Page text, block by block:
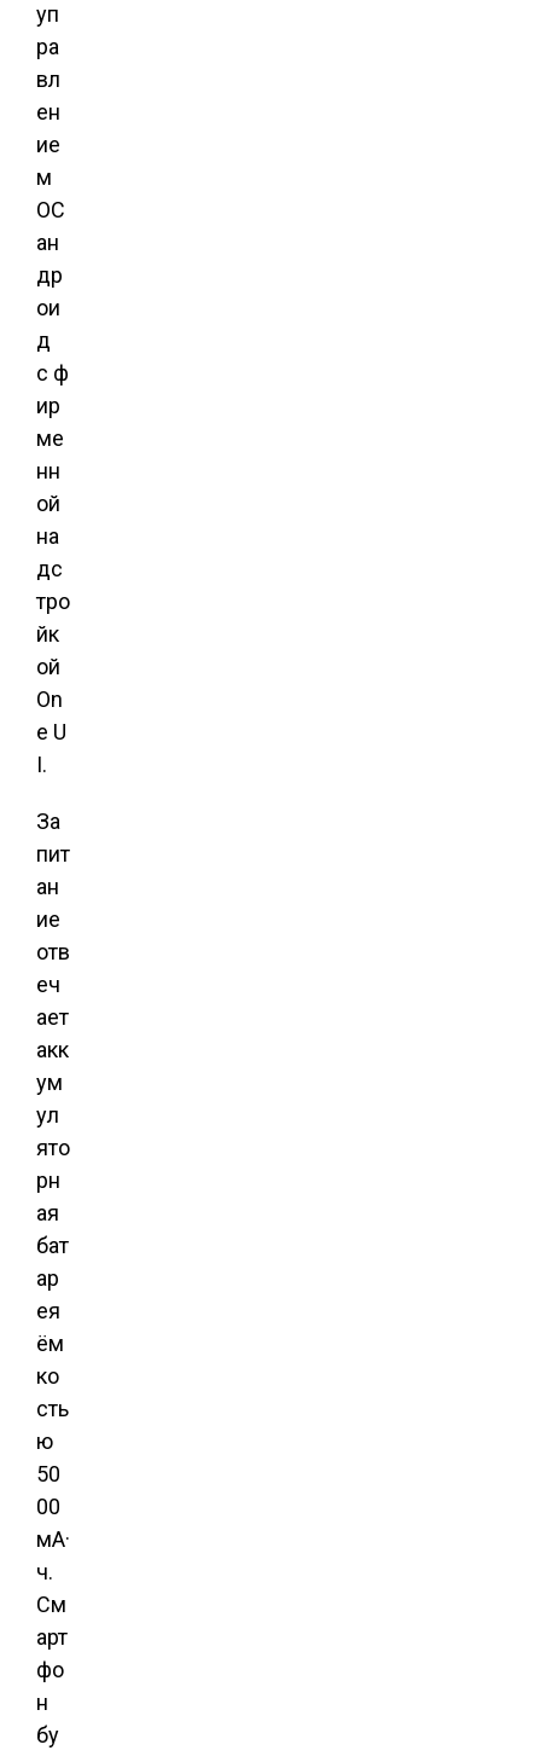
уп
ра
вл
ен
ие
м
ОС
ан
др
ои
д
с ф
ир
ме
нн
ой
на
дс
тро
йк
ой
On
e U
I.
За
пит
ан
ие
отв
еч
ает
акк
ум
ул
ято
рн
ая
бат
ар
ея
ём
ко
сть
ю
50
00
мА·
ч.
См
арт
фо
н
бу